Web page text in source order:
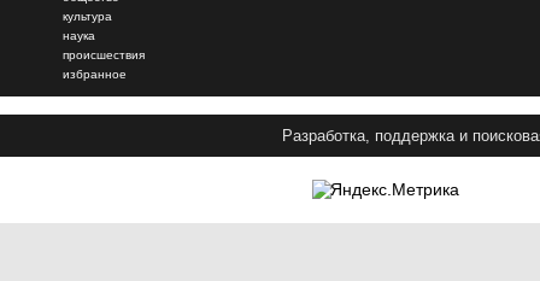
культура
наука
происшествия
избранное
Разработка, поддержка и